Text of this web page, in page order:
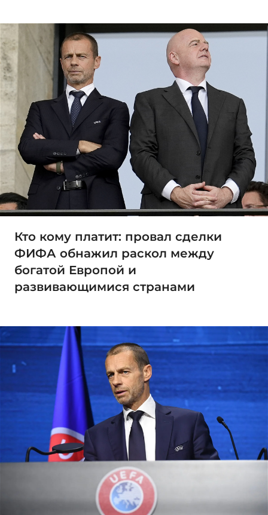
Кто кому платит: провал сделки
ФИФА обнажил раскол между
богатой Европой и
развивающимися странами